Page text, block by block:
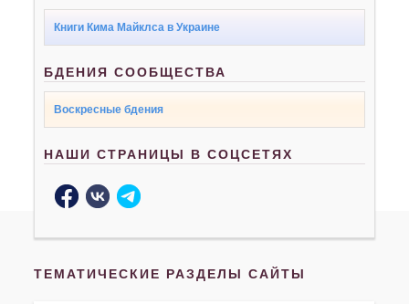
Книги Кима Майклса в Украине
БДЕНИЯ СООБЩЕСТВА
Воскресные бдения
НАШИ СТРАНИЦЫ В СОЦСЕТЯХ
ТЕМАТИЧЕСКИЕ РАЗДЕЛЫ САЙТЫ